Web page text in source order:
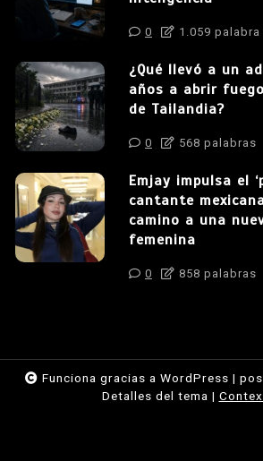
0 1.059 palabra
¿Qué llevó a un
años a abrir
de Tailandia?
0 568 palabras
Emjay impulsa el
cantante
camino a una
femenina
0 858 palabras
Funciona gracias a WordPress |
Detalles del tema |